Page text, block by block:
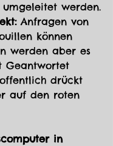
werden.
Anfragen von
können
werden aber es
Geantwortet
drückt
auf den roten
in